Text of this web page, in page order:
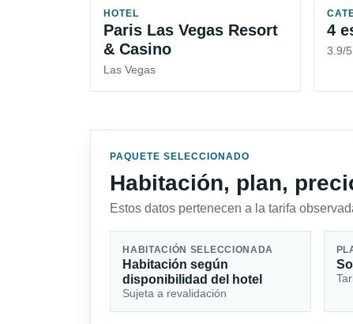
HOTEL
Paris Las Vegas Resort
& Casino
Las Vegas
4
3.9/
PAQUETE SELECCIONADO
Habitación, plan,
Estos datos pertenecen a la tarifa
HABITACIÓN SELECCIONADA
Habitación según
disponibilidad del hotel
Sujeta a revalidación